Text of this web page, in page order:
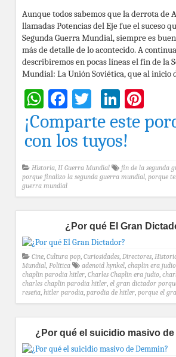
Aunque todos sabemos que la derrota de
llamadas Potencias del Eje fue el suceso
Segunda Guerra Mundial, siempre es
más de detalle de lo acontecido. A
describiremos en pocas líneas el fin de la
Mundial: La Unión Soviética, que al inicio
WhatsApp
Facebook
Twitter
¡Comparte este
con los tuyos!
Historia, II Guerra Mundial fin de la segunda
porque finalizo la segunda guerra mundial, porque
guerra mundial
¿Por qué El Gran
Cine, Cultura pop, Curiosidades, Directores,
Mundial, Política adenoid hynkel, chaplin era judio
chaplin parodia hitler, Charles Chaplin era judio,
charles chaplin parodia hitler, el gran dictador
reseña, hitler parodia, parodia de hitler, porque el
¿Por qué el suicidio masivo de